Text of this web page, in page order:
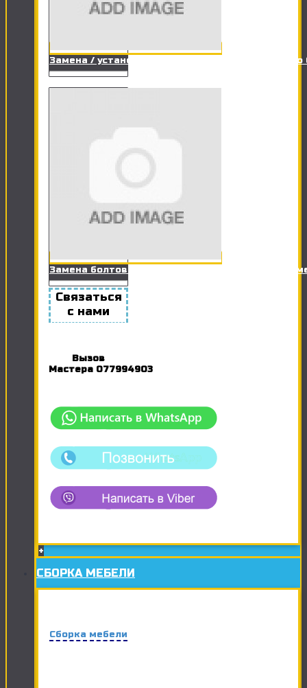
Замена / установка заливного клапана сливного
Замена болтов крепления унитаза к полу (+
Связаться
с нами
Вызов
Мастера 077994903
+
СБОРКА МЕБЕЛИ
Сборка мебели